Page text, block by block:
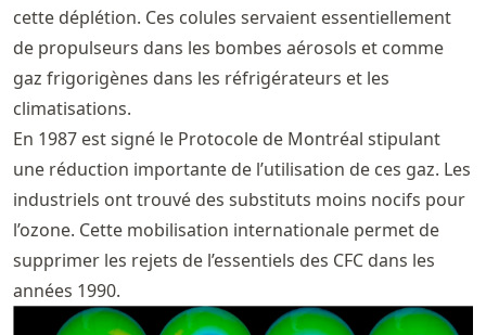
cette déplétion. Ces colules servaient essentiellement
de propulseurs dans les bombes aérosols et comme
gaz frigorigènes dans les réfrigérateurs et les
climatisations.
En 1987 est signé le Protocole de Montréal stipulant
une réduction importante de l’utilisation de ces gaz. Les
industriels ont trouvé des substituts moins nocifs pour
l’ozone. Cette mobilisation internationale permet de
supprimer les rejets de l’essentiels des CFC dans les
années 1990.